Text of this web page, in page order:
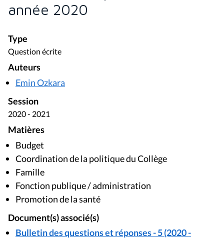
année 2020
Type
Question écrite
Auteurs
Emin Ozkara
Session
2020 - 2021
Matières
Budget
Coordination de la politique du Collège
Famille
Fonction publique / administration
Promotion de la santé
Document(s) associé(s)
Bulletin des questions et réponses - 5 (2020 -